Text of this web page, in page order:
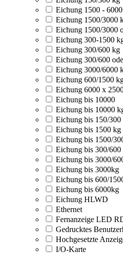
Eichung 1500 -
Eichung 1500/3000
Eichung 1500/3000
Eichung 300-1500
Eichung 300/600 kg
Eichung 300/600
Eichung 3000/6000
Eichung 600/1500
Eichung 6000 x
Eichung bis 10000
Eichung bis 10000
Eichung bis 150/300
Eichung bis 1500 kg
Eichung bis 1500/
Eichung bis 300/600
Eichung bis 3000/
Eichung bis 3000kg
Eichung bis 600/
Eichung bis 6000kg
Eichung HLWD
Ethernet
Fernanzeige LED
Gedrucktes
Hochgesetzte
I/O-Karte